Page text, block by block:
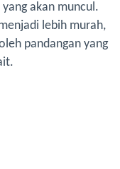
akan muncul.
lebih murah,
pandangan yang